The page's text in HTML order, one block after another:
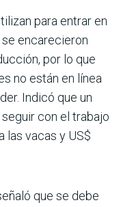
para entrar en
encarecieron
por lo que
no están en línea
Indicó que un
con el trabajo
las vacas y US$
que se debe